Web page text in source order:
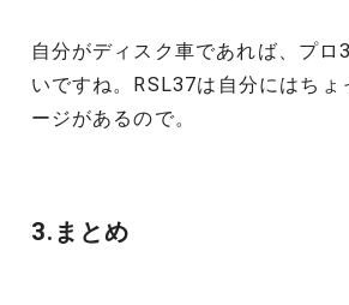
自分がディスク車であれば、プロ
いですね。RSL37は自分にはちょ
ージがあるので。
3.まとめ